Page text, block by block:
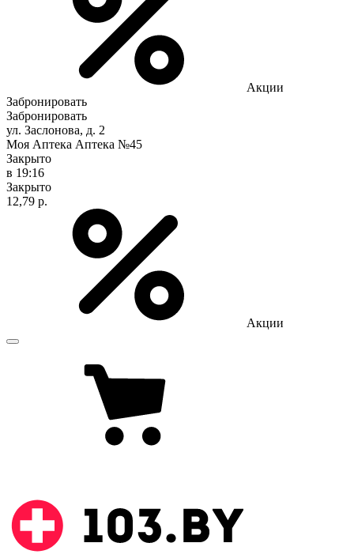
Акции
Забронировать
Забронировать
ул. Заслонова, д. 2
Моя Аптека Аптека №45
Закрыто
в 19:16
Закрыто
12,79 р.
Акции